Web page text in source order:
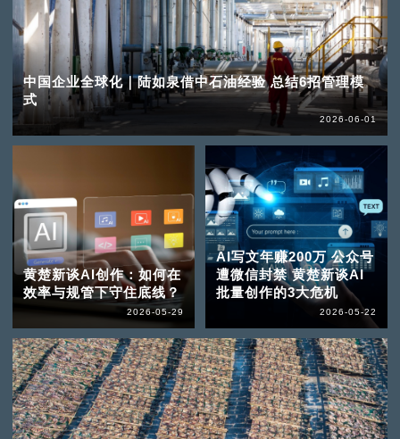
中国企业全球化｜陆如泉借中石油经验 总结6招管理模
式
2026-06-01
黄楚新谈AI创作：如何在
效率与规管下守住底线？
2026-05-29
AI写文年赚200万 公众号
遭微信封禁 黄楚新谈AI
批量创作的3大危机
2026-05-22